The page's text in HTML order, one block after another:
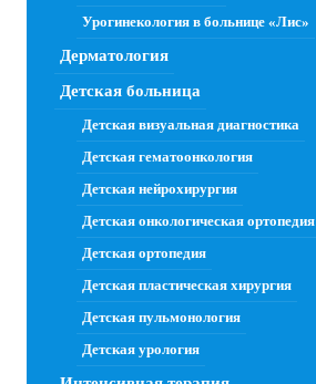
Урогинекология в больнице «Лис»
Дерматология
Детская больница
Детская визуальная диагностика
Детская гематоонкология
Детская нейрохирургия
Детская онкологическая ортопедия
Детская ортопедия
Детская пластическая хирургия
Детская пульмонология
Детская урология